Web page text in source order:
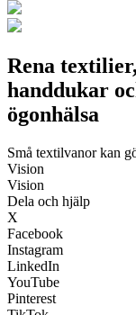
Rena
handdukar
ögonhälsa
Små textilvanor kan
Vision
Vision
Dela och hjälp
X
Facebook
Instagram
LinkedIn
YouTube
Pinterest